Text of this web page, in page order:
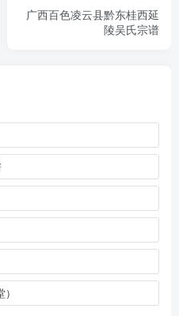
广西百色凌云县黔东桂西延
陵吴氏宗谱